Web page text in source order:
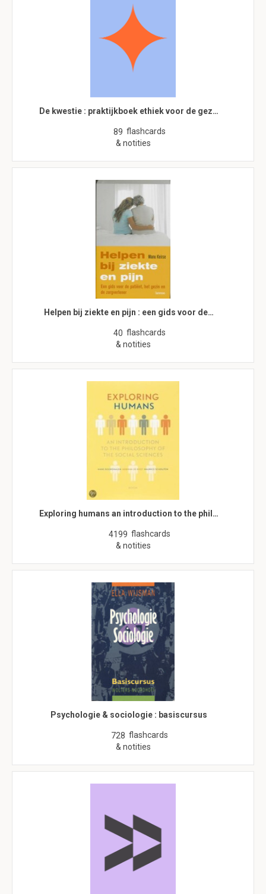
De kwestie : praktijkboek ethiek voor de gez…
89 flashcards
& notities
Helpen bij ziekte en pijn : een gids voor de…
40 flashcards
& notities
Exploring humans an introduction to the phil…
4199 flashcards
& notities
Psychologie & sociologie : basiscursus
728 flashcards
& notities